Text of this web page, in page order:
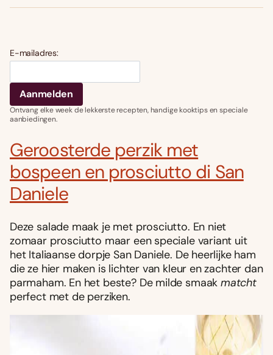
E-mailadres:
Ontvang elke week de lekkerste recepten, handige kooktips en speciale
aanbiedingen.
Geroosterde perzik met
bospeen en prosciutto di San
Daniele
Deze salade maak je met prosciutto. En niet
zomaar prosciutto maar een speciale variant uit
het Italiaanse dorpje San Daniele. De heerlijke ham
die ze hier maken is lichter van kleur en zachter dan
parmaham. En het beste? De milde smaak matcht
perfect met de perziken.